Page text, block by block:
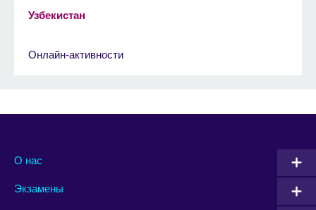
Узбекистан
Онлайн-активности
О нас
Экзамены